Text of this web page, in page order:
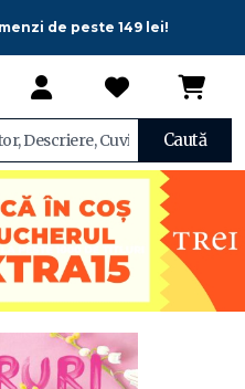
de peste 149 lei!
Caută